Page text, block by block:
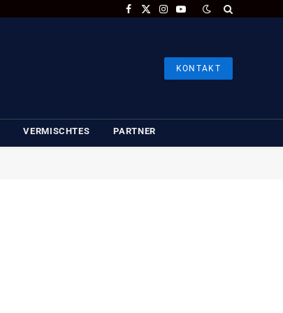
Facebook
X
Instagram
YouTube
KONTAKT
VERMISCHTES PARTNER